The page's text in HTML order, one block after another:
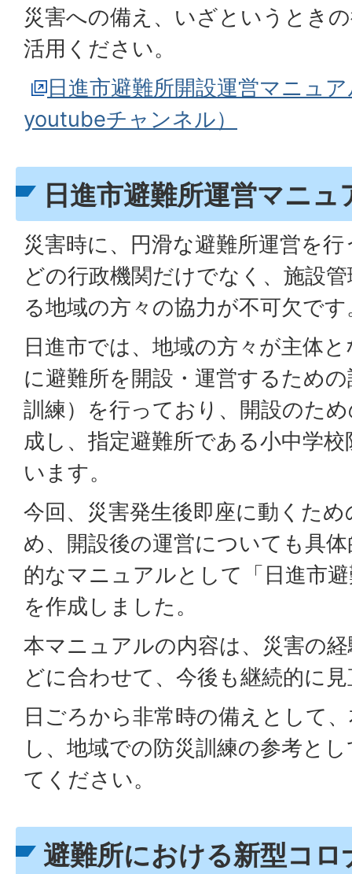
災害への備え、いざというとき
活用ください。
日進市避難所開設運営マニュ
youtubeチャンネル）
日進市避難所運営マニ
災害時に、円滑な避難所運営を
どの行政機関だけでなく、施設
る地域の方々の協力が不可欠です
日進市では、地域の方々が主体
に避難所を開設・運営するため
訓練）を行っており、開設のた
成し、指定避難所である小中学
います。
今回、災害発生後即座に動くた
め、開設後の運営についても具
的なマニュアルとして「日進市
を作成しました。
本マニュアルの内容は、災害の
どに合わせて、今後も継続的に
日ごろから非常時の備えとして
し、地域での防災訓練の参考と
てください。
避難所における新型コ